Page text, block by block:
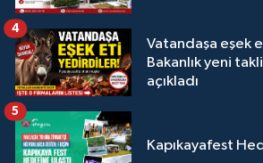
Vatandaşa eşek
Bakanlık yeni
açıkladı
4
Kapıkayafest
5